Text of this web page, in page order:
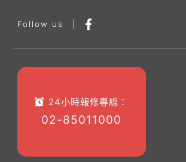
Follow us
24小時報修專線：
02-85011000